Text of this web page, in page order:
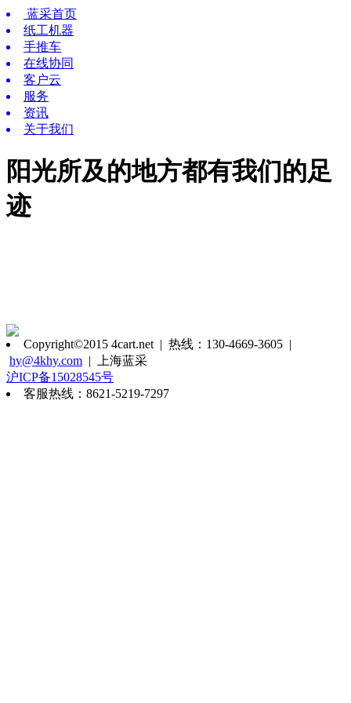
蓝采首页
纸工机器
手推车
在线协同
客户云
服务
资讯
关于我们
阳光所及的地方都有我们的足
迹
Copyright©2015 4cart.net | 热线：130-4669-3605 |
hy@4khy.com | 上海蓝采
沪ICP备15028545号
客服热线：8621-5219-7297